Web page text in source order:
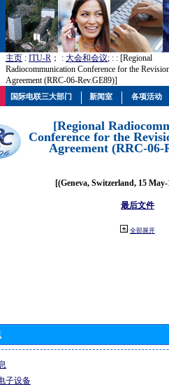
主页 : ITU-R ； : 大会和会议; : : [Regional
Radiocommunication Conference for the
Agreement (RRC-06-Rev.GE89)]
[Regional
Conference for the
Agreement (RRC-06-
[(Geneva, Switzerland, 15
最后文件
全部展开
子设备
国际电联三大部门 新闻室 各项活动